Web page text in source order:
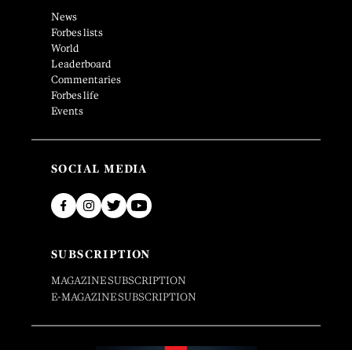
News
Forbes lists
World
Leaderboard
Commentaries
Forbes life
Events
SOCIAL MEDIA
SUBSCRIPTION
MAGAZINE SUBSCRIPTION
E-MAGAZINE SUBSCRIPTION